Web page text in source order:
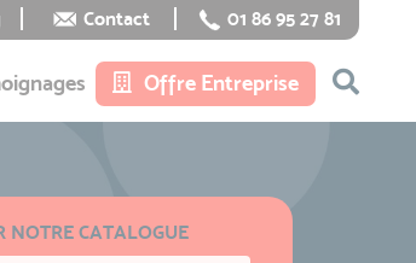
Contact 01 86 95 27 81
Offre Entreprise
NOTRE CATALOGUE